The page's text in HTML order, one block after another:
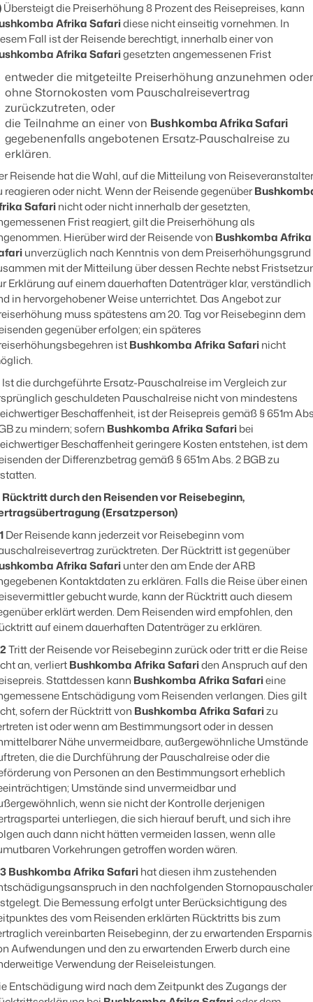
Übersteigt die Preiserhöhung 8 Prozent des Reisepreises, kann
Afrika Safaridiese nicht einseitig vornehmen. In
Fall ist der Reisende berechtigt, innerhalb einer von
Afrika Safarigesetzten angemessenen Frist
entweder die mitgeteilte Preiserhöhung anzunehmen oder
ohne Stornokosten vom Pauschalreisevertrag
zurückzutreten, oder
die Teilnahme an einer von Bushkomba Afrika Safari
gegebenenfalls angebotenen Ersatz-Pauschalreise zu
erklären.
Reisende hat die Wahl, auf die Mitteilung von Reiseveranstalter
reagieren oder nicht. Wenn der Reisende gegenüber
Safarinicht oder nicht innerhalb der gesetzten,
Frist reagiert, gilt die Preiserhöhung als
Hierüber wird der Reisende von Bushkomba Afrika
unverzüglich nach Kenntnis von dem Preiserhöhungsgrund
mit der Mitteilung über dessen Rechte nebst
Erklärung auf einem dauerhaften Datenträger klar, verständlich
in hervorgehobener Weise unterrichtet. Das Angebot zur
muss spätestens am 20. Tag vor Reisebeginn dem
gegenüber erfolgen; ein späteres
istBushkomba Afrika Safarinicht
Ist die durchgeführte Ersatz-Pauschalreise im Vergleich zur
geschuldeten Pauschalreise nicht von mindestens
Beschaffenheit, ist der Reisepreis gemäß § 651m
zu mindern; sofern Bushkomba Afrika Safaribei
Beschaffenheit geringere Kosten entstehen, ist dem
der Differenzbetrag gemäß § 651m Abs. 2 BGB zu
Rücktritt durch den Reisenden vor Reisebeginn,
(Ersatzperson)
Der Reisende kann jederzeit vor Reisebeginn vom
zurücktreten. Der Rücktritt ist gegenüber
Afrika Safariunter den am Ende der ARB
Kontaktdaten zu erklären. Falls die Reise über einen
gebucht wurde, kann der Rücktritt auch diesem
erklärt werden. Dem Reisenden wird empfohlen, den
auf einem dauerhaften Datenträger zu erklären.
Tritt der Reisende vor Reisebeginn zurück oder tritt er die Reise
an, verliertBushkomba Afrika Safariden Anspruch auf den
Stattdessen kann Bushkomba Afrika Safarieine
Entschädigung vom Reisenden verlangen. Dies gilt
sofern der Rücktritt von Bushkomba Afrika Safarizu
ist oder wenn am Bestimmungsort oder in dessen
Nähe unvermeidbare, außergewöhnliche Umstände
die die Durchführung der Pauschalreise oder die
von Personen an den Bestimmungsort erheblich
Umstände sind unvermeidbar und
wenn sie nicht der Kontrolle derjenigen
unterliegen, die sich hierauf beruft, und sich ihre
auch dann nicht hätten vermeiden lassen, wenn alle
Vorkehrungen getroffen worden wären.
Bushkomba Afrika Safarihat diesen ihm zustehenden
in den nachfolgenden
Die Bemessung erfolgt unter Berücksichtigung des
des vom Reisenden erklärten Rücktritts bis zum
vereinbarten Reisebeginn, der zu erwartenden Ersparnis
Aufwendungen und den zu erwartenden Erwerb durch eine
Verwendung der Reiseleistungen.
Entschädigung wird nach dem Zeitpunkt des Zugangs der